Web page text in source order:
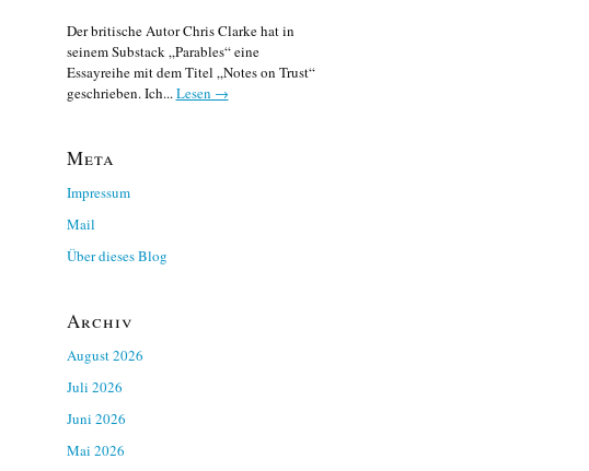
Der britische Autor Chris Clarke hat in
seinem Substack „Parables“ eine
Essayreihe mit dem Titel „Notes on Trust“
geschrieben. Ich...Lesen →
Meta
Impressum
Mail
Über dieses Blog
Archiv
August 2026
Juli 2026
Juni 2026
Mai 2026